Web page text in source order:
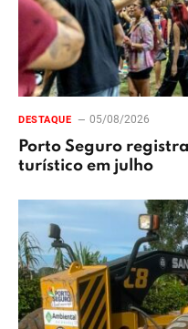
DESTAQUE 05/08/2026
Porto Seguro
turístico em julho